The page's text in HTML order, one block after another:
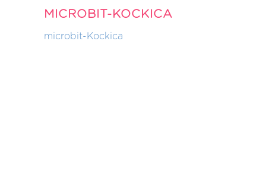
MICROBIT-KOCKICA
microbit-Kockica